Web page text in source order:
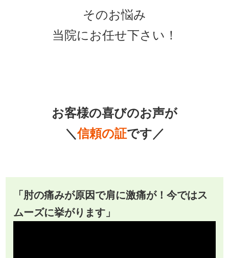
そのお悩み
当院にお任せ下さい！
お客様の喜びのお声が
＼信頼の証です／
「肘の痛みが原因で肩に激痛が！今ではス
ムーズに挙がります」